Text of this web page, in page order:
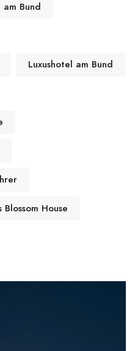
Bund
Luxushotel am Bund
House